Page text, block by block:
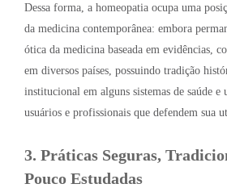
Dessa forma, a homeopatia ocupa uma
da medicina contemporânea: embora
ótica da medicina baseada em evidências,
em diversos países, possuindo tradição
institucional em alguns sistemas de saúde e
usuários e profissionais que defendem sua
3. Práticas Seguras,
Pouco Estudadas